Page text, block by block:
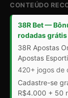
CONTEÚDO
38R Bet —
rodadas grátis
38R Apostas
Apostas
420+ jogos de
Cadastre-se
R$4.000 + 50